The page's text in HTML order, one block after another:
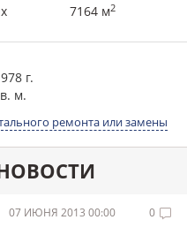
7164 м2
г.
м.
ремонта или замены
07 ИЮНЯ 2013 00:00 0